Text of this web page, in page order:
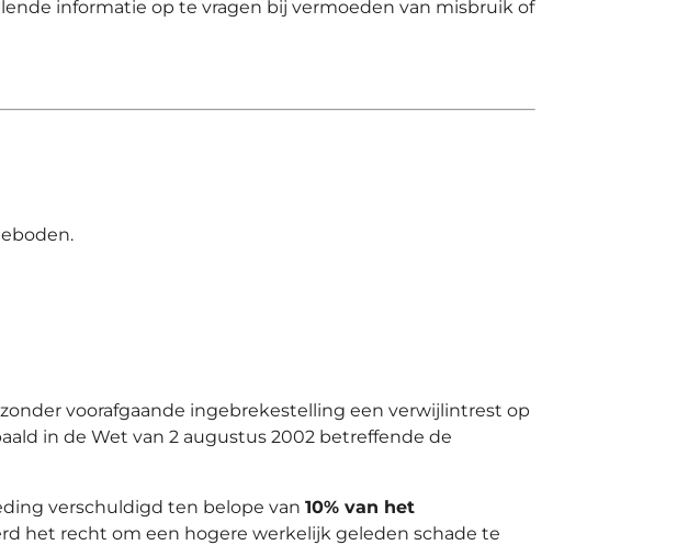
informatie op te vragen bij vermoeden van misbruik of
voorafgaande ingebrekestelling een verwijlintrest op
in de Wet van 2 augustus 2002 betreffende de
verschuldigd ten belope van 10% van het
het recht om een hogere werkelijk geleden schade te